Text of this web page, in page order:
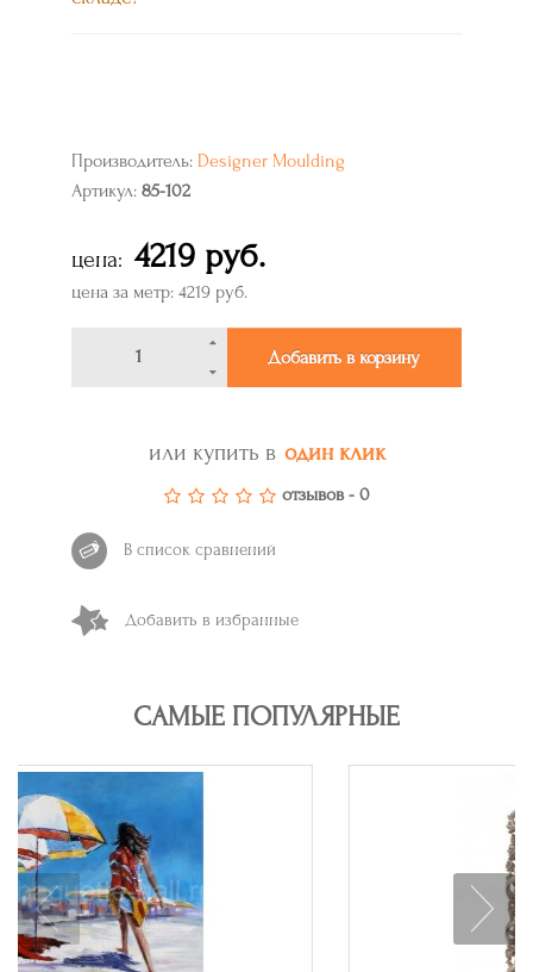
Производитель: Designer Moulding
Артикул: 85-102
цена: 4219 руб.
цена за метр: 4219 руб.
Добавить в корзину
или купить в один клик
отзывов - 0
В список сравнений
Добавить в избранные
САМЫЕ ПОПУЛЯРНЫЕ